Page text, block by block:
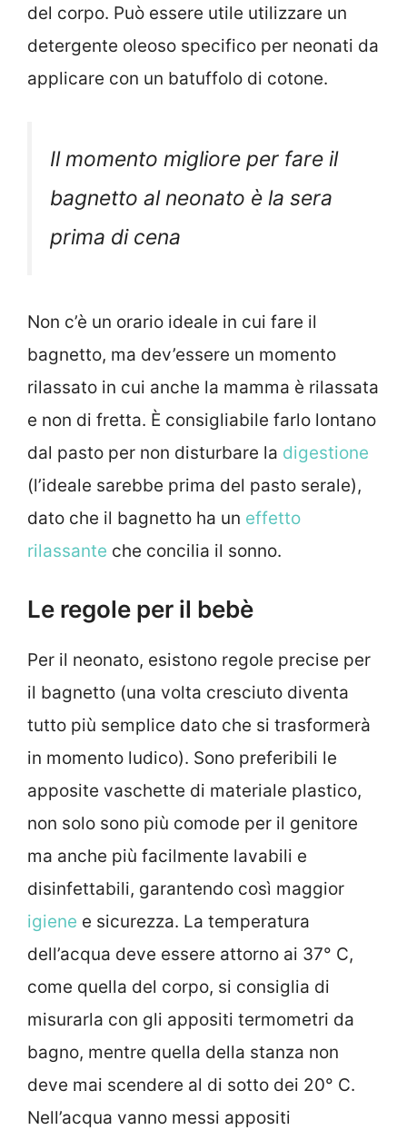
del corpo. Può essere utile utilizzare un
detergente oleoso specifico per neonati da
applicare con un batuffolo di cotone.
Il momento migliore per fare il
bagnetto al neonato è la sera
prima di cena
Non c’è un orario ideale in cui fare il
bagnetto, ma dev’essere un momento
rilassato in cui anche la mamma è rilassata
e non di fretta. È consigliabile farlo lontano
dal pasto per non disturbare la digestione
(l’ideale sarebbe prima del pasto serale),
dato che il bagnetto ha un effetto
rilassante che concilia il sonno.
Le regole per il bebè
Per il neonato, esistono regole precise per
il bagnetto (una volta cresciuto diventa
tutto più semplice dato che si trasformerà
in momento ludico). Sono preferibili le
apposite vaschette di materiale plastico,
non solo sono più comode per il genitore
ma anche più facilmente lavabili e
disinfettabili, garantendo così maggior
igiene e sicurezza. La temperatura
dell’acqua deve essere attorno ai 37° C,
come quella del corpo, si consiglia di
misurarla con gli appositi termometri da
bagno, mentre quella della stanza non
deve mai scendere al di sotto dei 20° C.
Nell’acqua vanno messi appositi